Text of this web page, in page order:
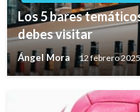
Los 5 bares
debes visitar
Ángel Mora 12 febrero 2025